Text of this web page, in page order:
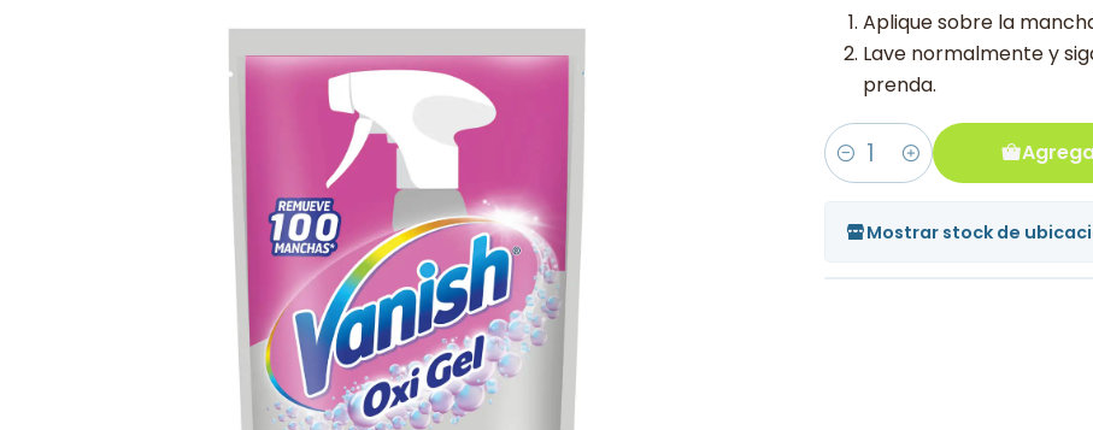
Aplique sobre la
Lave normalmente y
prenda.
Cantidad
Mostrar stock de